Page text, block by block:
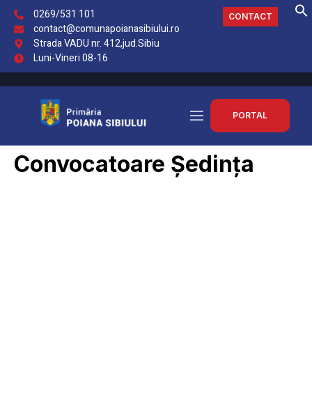
0269/531 101
contact@comunapoianasibiului.ro
Strada VADU nr. 412,jud.Sibiu
Luni-Vineri 08-16
CONTACT
PORTAL
Convocatoare Ședința